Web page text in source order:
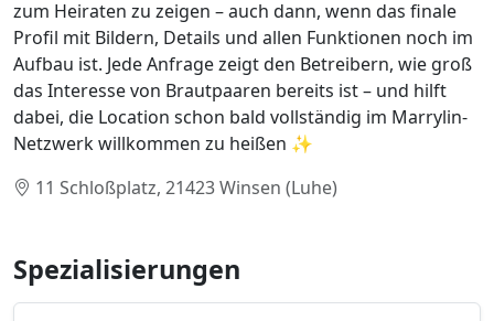
zum Heiraten zu zeigen – auch dann, wenn das finale
Profil mit Bildern, Details und allen Funktionen noch im
Aufbau ist. Jede Anfrage zeigt den Betreibern, wie groß
das Interesse von Brautpaaren bereits ist – und hilft
dabei, die Location schon bald vollständig im Marrylin-
Netzwerk willkommen zu heißen ✨
11 Schloßplatz, 21423 Winsen (Luhe)
Spezialisierungen